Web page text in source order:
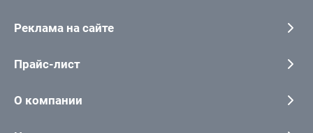
Реклама на сайте
Прайс-лист
О компании